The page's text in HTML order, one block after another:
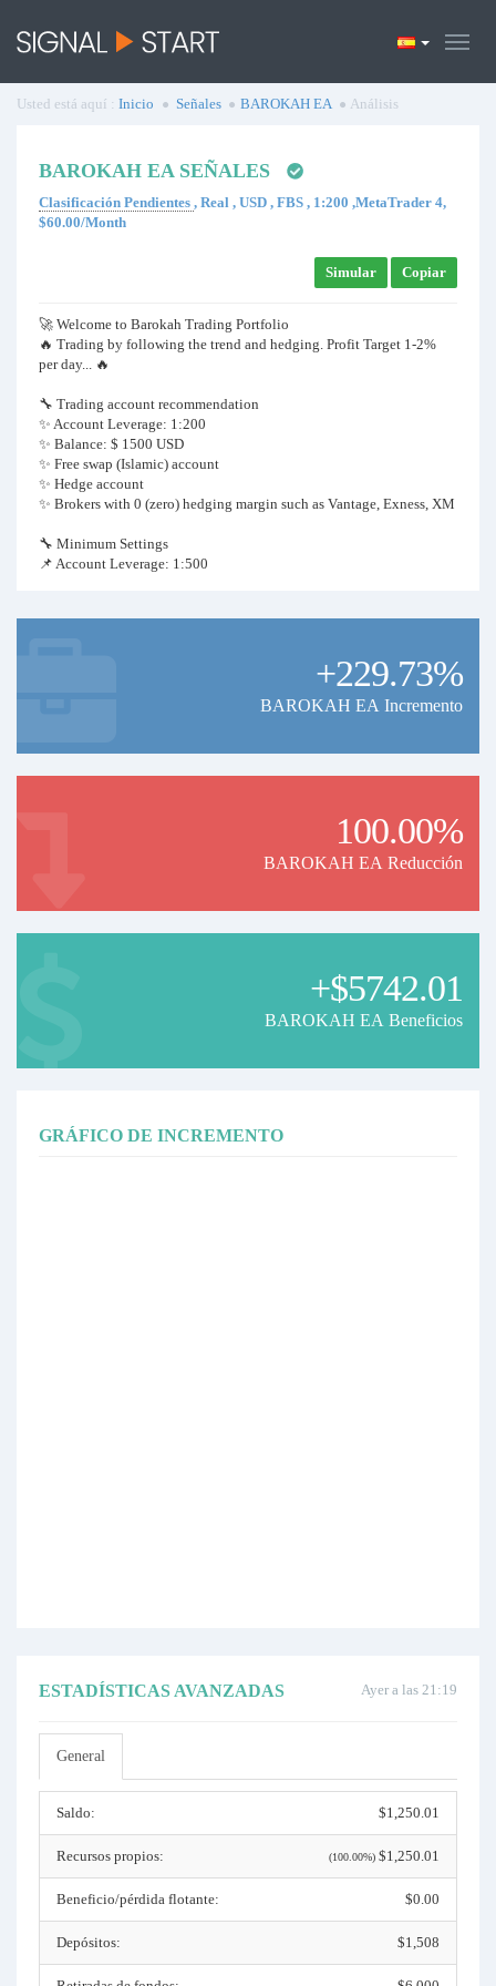
Usted está aquí : Inicio Señales BAROKAH EA Análisis
BAROKAH EA SEÑALES
Clasificación Pendientes , Real , USD , FBS , 1:200 ,MetaTrader 4,
$60.00/Month
Simular Copiar
🚀 Welcome to Barokah Trading Portfolio
🔥 Trading by following the trend and hedging. Profit Target 1-2%
per day... 🔥
🔧 Trading account recommendation
✨ Account Leverage: 1:200
✨ Balance: $ 1500 USD
✨ Free swap (Islamic) account
✨ Hedge account
✨ Brokers with 0 (zero) hedging margin such as Vantage, Exness, XM
🔧 Minimum Settings
📌 Account Leverage: 1:500
📌 Risk Management (Stop Loss): 95%
💡 It is recommended to copy trade on the same platform, to minimize
the risk of slippage. You can find us on Vantage Copy Trading with
+229.73%
BAROKAH EA Incremento
100.00%
BAROKAH EA Reducción
+$5742.01
BAROKAH EA Beneficios
GRÁFICO DE INCREMENTO
Ayer a las 21:19
ESTADÍSTICAS AVANZADAS
General
Saldo: $1,250.01
Recursos propios: (100.00%) $1,250.01
Beneficio/pérdida flotante: $0.00
Depósitos: $1,508